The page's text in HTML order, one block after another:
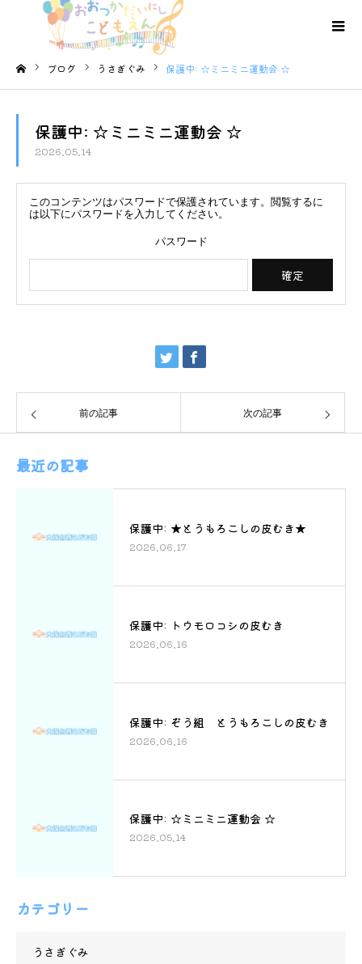
ブログ うさぎぐみ 保護中: ☆ミニミニ運動会 ☆
保護中: ☆ミニミニ運動会 ☆
2026.05.14
このコンテンツはパスワードで保護されています。閲覧するに
は以下にパスワードを入力してください。
パスワード
前の記事 次の記事
最近の記事
保護中: ★とうもろこしの皮むき★
2026.06.17
保護中: トウモロコシの皮むき
2026.06.16
保護中: ぞう組 とうもろこしの皮むき
2026.06.16
保護中: ☆ミニミニ運動会 ☆
2026.05.14
カテゴリー
うさぎぐみ